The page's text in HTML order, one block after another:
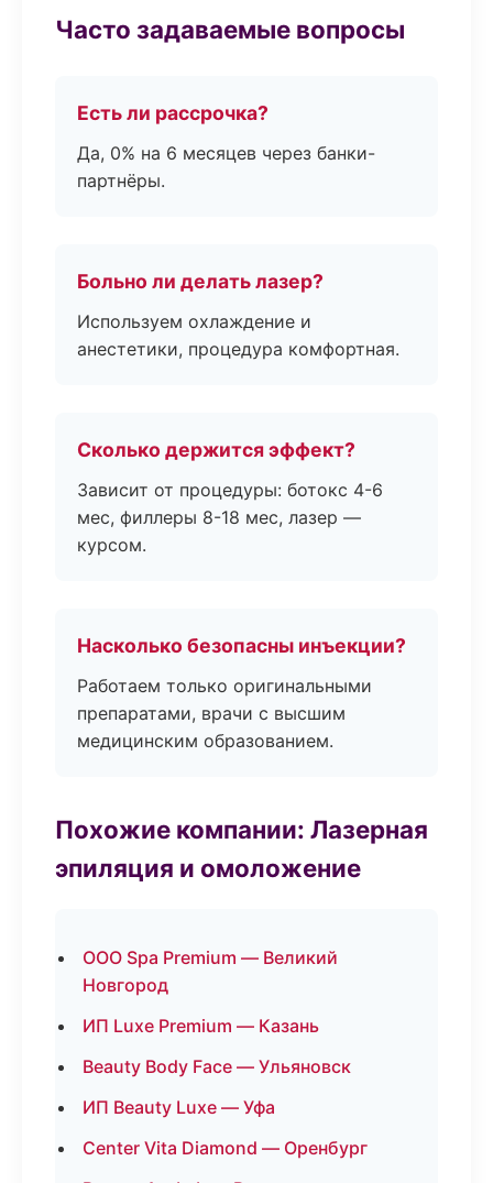
Часто задаваемые вопросы
Есть ли рассрочка?
Да, 0% на 6 месяцев через банки-
партнёры.
Больно ли делать лазер?
Используем охлаждение и
анестетики, процедура комфортная.
Сколько держится эффект?
Зависит от процедуры: ботокс 4-6
мес, филлеры 8-18 мес, лазер —
курсом.
Насколько безопасны инъекции?
Работаем только оригинальными
препаратами, врачи с высшим
медицинским образованием.
Похожие компании: Лазерная
эпиляция и омоложение
ООО Spa Premium — Великий
Новгород
ИП Luxe Premium — Казань
Beauty Body Face — Ульяновск
ИП Beauty Luxe — Уфа
Center Vita Diamond — Оренбург